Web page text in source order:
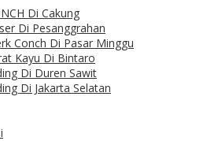
Di Cakung
Di Pesanggrahan
Conch Di Pasar Minggu
Kayu Di Bintaro
Di Duren Sawit
Di Jakarta Selatan